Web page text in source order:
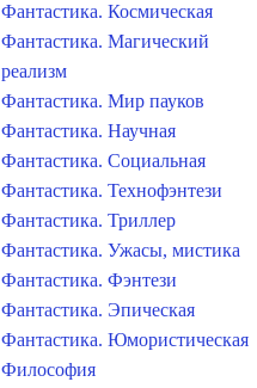
Фантастика. Космическая
Фантастика. Магический
реализм
Фантастика. Мир пауков
Фантастика. Научная
Фантастика. Социальная
Фантастика. Технофэнтези
Фантастика. Триллер
Фантастика. Ужасы, мистика
Фантастика. Фэнтези
Фантастика. Эпическая
Фантастика. Юмористическая
Философия